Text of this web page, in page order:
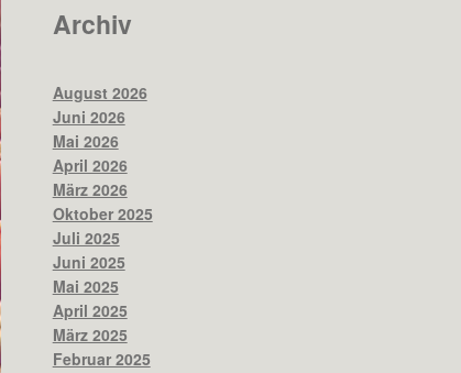
Archiv
August 2026
Juni 2026
Mai 2026
April 2026
März 2026
Oktober 2025
Juli 2025
Juni 2025
Mai 2025
April 2025
März 2025
Februar 2025